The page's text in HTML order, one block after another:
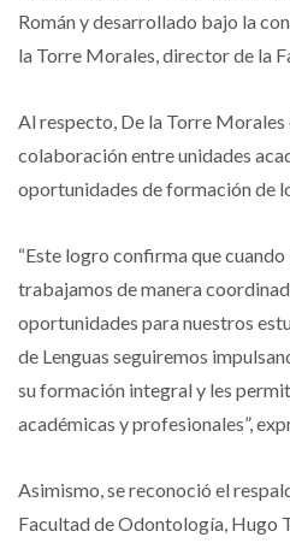
Román y desarrollado bajo la
la Torre Morales, director de la
Al respecto, De la Torre
colaboración entre unidades
oportunidades de formación de
“Este logro confirma que
trabajamos de manera
oportunidades para nuestros
de Lenguas seguiremos
su formación integral y les
académicas y profesionales”,
Asimismo, se reconoció el
Facultad de Odontología, Hugo